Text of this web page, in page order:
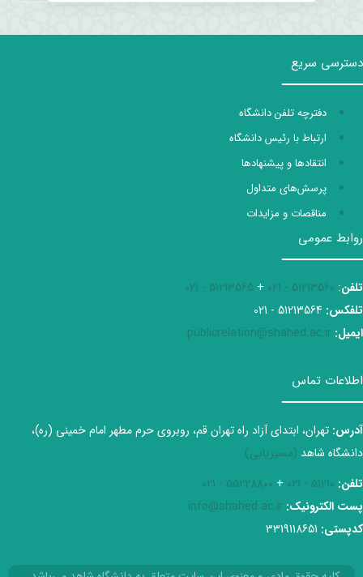
دسترسی سریع
دفترچه تلفن دانشگاه
ارتباط با رئیس دانشگاه
انتقادها و پیشنهادها
پرسش‌های متداول
مناقصات و مزایدات
روابط عمومی
تلفن:
51213560 - 021
+
51213565 - 021
تلفکس:
ایمیل: publicrelation@shahed.ac.ir
اطلاعات تماس
آدرس: تهران، ابتدای آزاد راه تهران قم، روبروی حرم مطهر امام خمینی (ره)،
دانشگاه شاهد (مسیریابی)
تلفن: 51210 - 021
+
55228800 - 021
پست الکترونیک: info@shahed.ac.ir
کدپستی: